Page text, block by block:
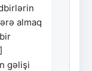
almaq
gəlişi